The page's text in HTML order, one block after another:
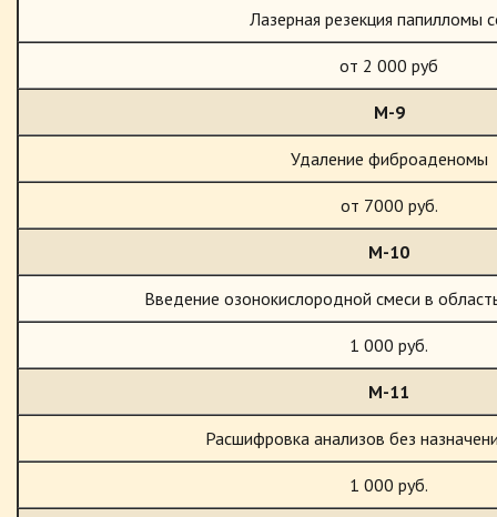
Лазерная резекция папилломы
от 2 000 руб
М-9
Удаление фиброаденомы
от 7000 руб.
М-10
Введение озонокислородной смеси в
1 000 руб.
М-11
Расшифровка анализов без
1 000 руб.